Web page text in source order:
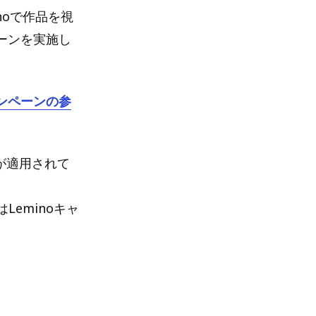
で作品を視
ンを実施し
ペーンの参
用されて
Leminoキャ